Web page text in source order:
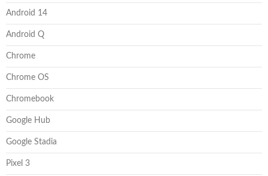
Android 14
Android Q
Chrome
Chrome OS
Chromebook
Google Hub
Google Stadia
Pixel 3